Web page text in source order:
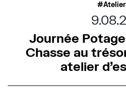
Journée
Chasse au
atelier